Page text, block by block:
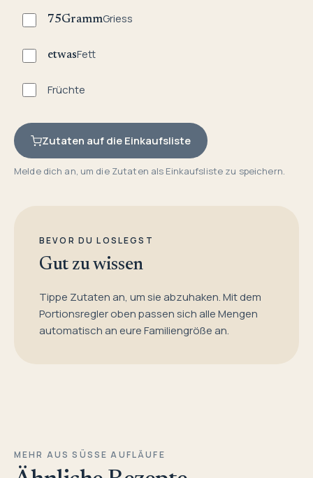
75GrammGriess
etwasFett
Früchte
Zutaten auf die Einkaufsliste
Melde dich an, um die Zutaten als Einkaufsliste zu speichern.
BEVOR DU LOSLEGST
Gut zu wissen
Tippe Zutaten an, um sie abzuhaken. Mit dem
Portionsregler oben passen sich alle Mengen
automatisch an eure Familiengröße an.
MEHR AUS SÜSSE AUFLÄUFE